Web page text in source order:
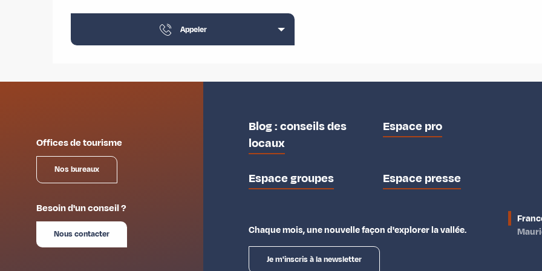
Appeler
Offices de tourisme
Nos bureaux
Besoin d'un conseil ?
Nous contacter
Blog : conseils des
locaux
Espace pro
Espace groupes Espace presse
Chaque mois, une nouvelle façon d'explorer la vallée.
Je m'inscris à la newsletter